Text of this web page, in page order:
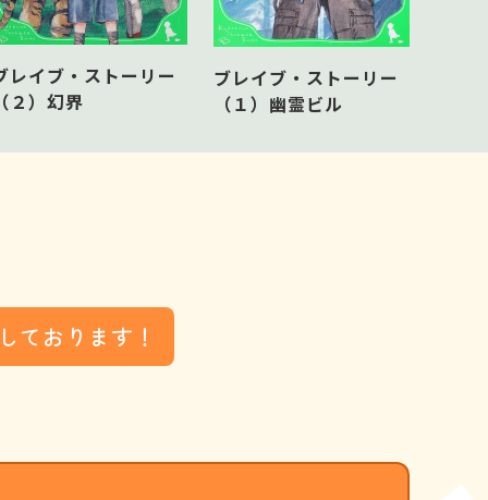
レイブ・ストーリー
２）幻界
ブレイブ・ストーリー
（１）幽霊ビル
ております！